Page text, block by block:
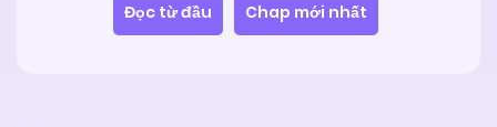
Đọc từ đầu Chap mới nhất